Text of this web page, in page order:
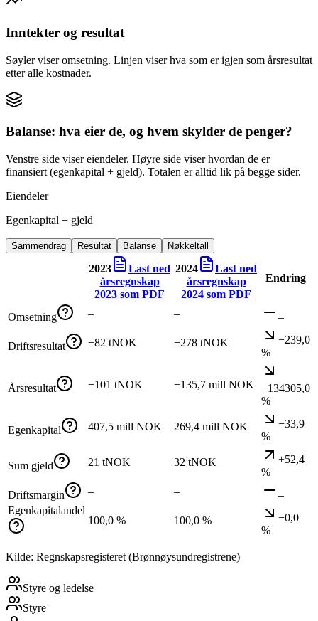
Inntekter og resultat
Søyler viser omsetning. Linjen viser hva som er igjen som årsresultat
etter alle kostnader.
Balanse: hva eier de, og hvem skylder de penger?
Venstre side viser eiendeler. Høyre side viser hvordan de er
finansiert (egenkapital + gjeld). Totalen er alltid lik på begge sider.
Eiendeler
Egenkapital + gjeld
Sammendrag Resultat Balanse Nøkkeltall
2023
Last ned
årsregnskap
2023 som PDF
2024
Last ned
årsregnskap
2024 som PDF
Endring
Omsetning – – –
Driftsresultat −82 tNOK −278 tNOK
−239,0
%
Årsresultat −101 tNOK −135,7 mill NOK
−134305,0
%
Egenkapital 407,5 mill NOK 269,4 mill NOK
−33,9
%
Sum gjeld 21 tNOK 32 tNOK
+52,4
%
Driftsmargin
– –
–
Egenkapitalandel
100,0 %
100,0 %
−0,0
%
Kilde: Regnskapsregisteret (Brønnøysundregistrene)
Styre og ledelse
Styre